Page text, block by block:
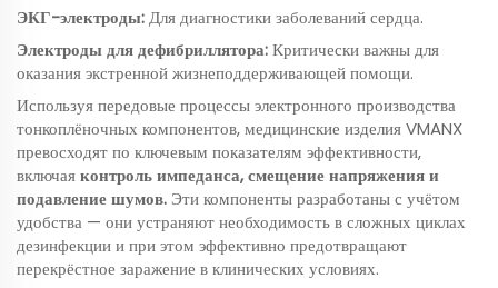
ЭКГ-электроды:Для диагностики заболеваний сердца.
Электроды для дефибриллятора:Критически важны для
оказания экстренной жизнеподдерживающей помощи.
Используя передовые процессы электронного производства
тонкоплёночных компонентов, медицинские изделия VMANX
превосходят по ключевым показателям эффективности,
включаяконтроль импеданса, смещение напряжения и
подавление шумов. Эти компоненты разработаны с учётом
удобства — они устраняют необходимость в сложных циклах
дезинфекции и при этом эффективно предотвращают
перекрёстное заражение в клинических условиях.